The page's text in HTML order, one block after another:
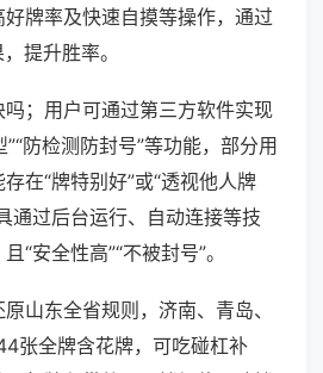
牌率及快速自摸等操作，通过
提升胜率。
；用户可通过第三方软件实现
”“防检测防封号”等功能，部分用
在“牌特别好”或“透视他人牌
通过后台运行、自动连接等技
“安全性高”“不被封号”。
山东全省规则，济南、青岛、
张全牌含花牌，可吃碰杠补